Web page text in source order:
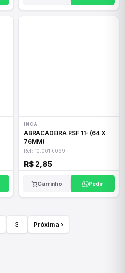
INCA
ABRACADEIRA RSF 11- (64 X
76MM)
Ref: 10.001.0099
R$ 2,85
Carrinho Pedir
3 Próxima ›